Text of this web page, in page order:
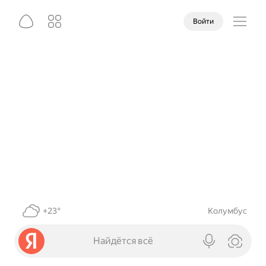
Войти
+23° Колумбус
Найдётся всё